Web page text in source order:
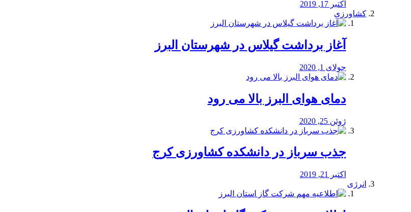
اکتبر 17, 2019
کشاورزی
آغاز برداشت گیلاس در شهرستان البرز
جولای 1, 2020
دمای هوای البرز بالا می رود
ژوئن 25, 2020
جذب سرباز در دانشکده کشاورزی کرج
اکتبر 21, 2019
انرژی